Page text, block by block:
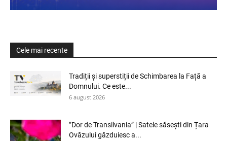
Cele mai recente
Tradiții și superstiții de Schimbarea la Față a
Domnului. Ce este...
6 august 2026
”Dor de Transilvania” | Satele săsești din Țara
Ovăzului găzduiesc a...